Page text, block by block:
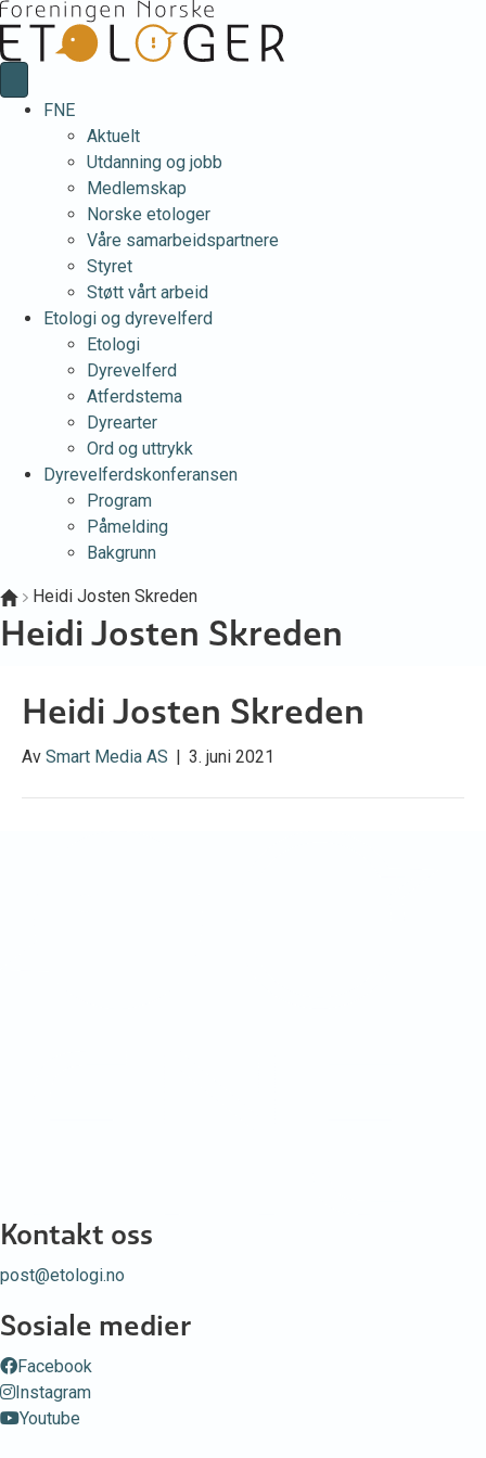
FNE
Aktuelt
Utdanning og jobb
Medlemskap
Norske etologer
Våre samarbeidspartnere
Styret
Støtt vårt arbeid
Etologi og dyrevelferd
Etologi
Dyrevelferd
Atferdstema
Dyrearter
Ord og uttrykk
Dyrevelferdskonferansen
Program
Påmelding
Bakgrunn
Heidi Josten Skreden
Heidi Josten Skreden
Heidi Josten Skreden
Av Smart Media AS 3. juni 2021
Kontakt oss
post@etologi.no
Sosiale medier
Facebook
Instagram
Youtube